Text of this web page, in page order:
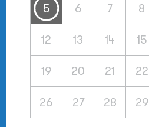
5 6 7 8
12 13 14 15
19 20 21 22
26 27 28 29